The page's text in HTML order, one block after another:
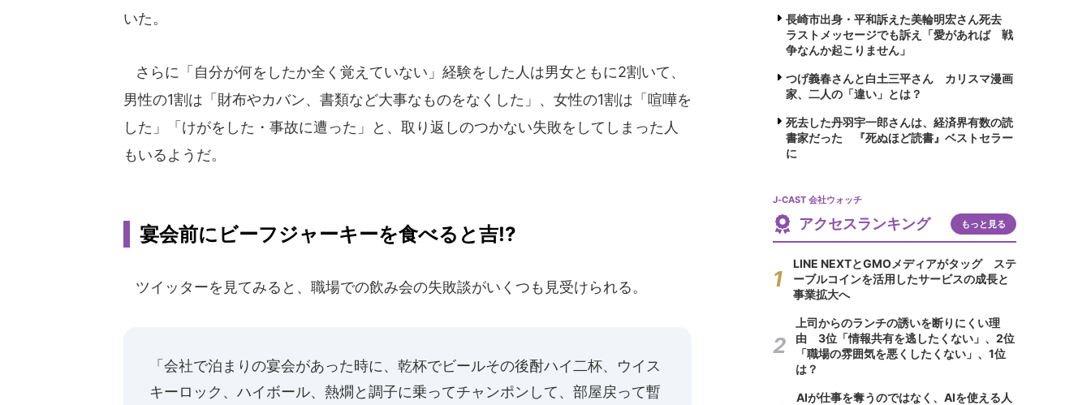
いた。
さらに「自分が何をしたか全く覚えていない」経験をした人は男女ともに2割いて、
男性の1割は「財布やカバン、書類など大事なものをなくした」、女性の1割は「喧嘩を
した」「けがをした・事故に遭った」と、取り返しのつかない失敗をしてしまった人
もいるようだ。
宴会前にビーフジャーキーを食べると吉!?
ツイッターを見てみると、職場での飲み会の失敗談がいくつも見受けられる。
「会社で泊まりの宴会があった時に、乾杯でビールその後酎ハイ二杯、ウイス
キーロック、ハイボール、熱燗と調子に乗ってチャンポンして、部屋戻って暫
長崎市出身・平和訴えた美輪明宏さん死去
ラストメッセージでも訴え「愛があれば 戦
争なんか起こりません」
つげ義春さんと白土三平さん カリスマ漫画
家、二人の「違い」とは？
死去した丹羽宇一郎さんは、経済界有数の読
書家だった 『死ぬほど読書』ベストセラー
に
J-CAST 会社ウォッチ
アクセスランキング もっと見る
LINE NEXTとGMOメディアがタッグ ステ
ーブルコインを活用したサービスの成長と
事業拡大へ
上司からのランチの誘いを断りにくい理
由 3位「情報共有を逃したくない」、2位
「職場の雰囲気を悪くしたくない」、1位
は？
AIが仕事を奪うのではなく、AIを使える人